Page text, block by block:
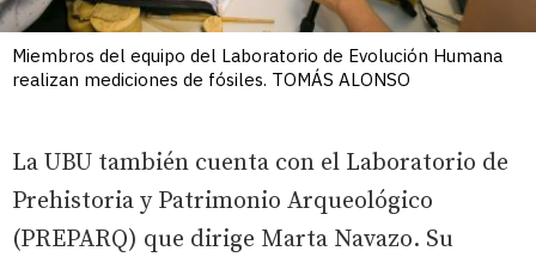
Miembros del equipo del Laboratorio de Evolución Humana
realizan mediciones de fósiles. TOMÁS ALONSO
La UBU también cuenta con el Laboratorio de
Prehistoria y Patrimonio Arqueológico
(PREPARQ) que dirige Marta Navazo. Su